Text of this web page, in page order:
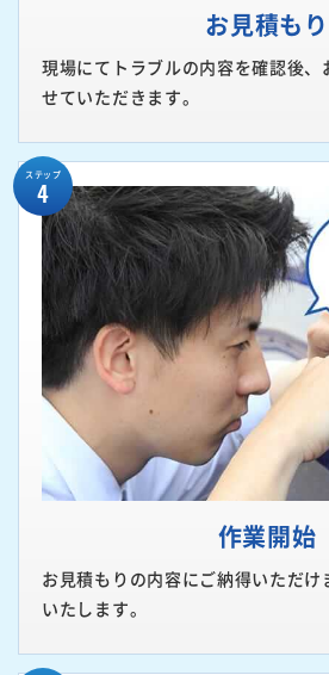
お見積もり
現場にてトラブルの内容を確認後、
せていただきます。
ステップ
4
作業開始
お見積もりの内容にご納得いただ
いたします。